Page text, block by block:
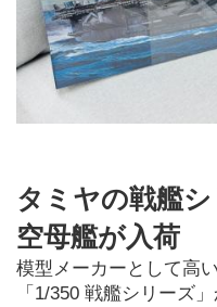
タミヤの戦艦
空母艦が入荷
模型メーカーとして高
「1/350 戦艦シリーズ